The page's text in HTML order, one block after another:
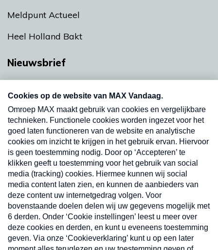
Meldpunt Actueel
Heel Holland Bakt
Nieuwsbrief
nieuwsbrief. Elke vrijdag- en dinsdagochtend in
uw mailbox.
Verzend
Nieuwsbrief
Neem hier een gratis abonnement op onze